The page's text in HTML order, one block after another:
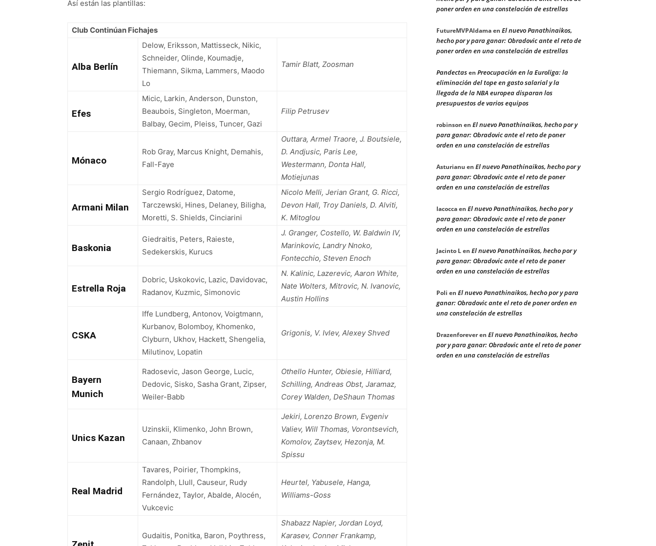
Así están las plantillas:
Club Continúan Fichajes
Alba Berlín
Delow, Eriksson, Mattisseck, Nikic,
Schneider, Olinde, Koumadje,
Thiemann, Sikma, Lammers, Maodo
Lo
Tamir Blatt, Zoosman
Efes
Micic, Larkin, Anderson, Dunston,
Beaubois, Singleton, Moerman,
Balbay, Gecim, Pleiss, Tuncer, Gazi
Filip Petrusev
Mónaco
Rob Gray, Marcus Knight, Demahis,
Fall-Faye
Outtara, Armel Traore, J. Boutsiele,
D. Andjusic, Paris Lee,
Westermann, Donta Hall,
Motiejunas
Armani Milan
Sergio Rodríguez, Datome,
Tarczewski, Hines, Delaney, Biligha,
Moretti, S. Shields, Cinciarini
Nicolo Melli, Jerian Grant, G. Ricci,
Devon Hall, Troy Daniels, D. Alviti,
K. Mitoglou
Baskonia
Giedraitis, Peters, Raieste,
Sedekerskis, Kurucs
J. Granger, Costello, W. Baldwin IV,
Marinkovic, Landry Nnoko,
Fontecchio, Steven Enoch
Estrella Roja
Dobric, Uskokovic, Lazic, Davidovac,
Radanov, Kuzmic, Simonovic
N. Kalinic, Lazerevic, Aaron White,
Nate Wolters, Mitrovic, N. Ivanovic,
Austin Hollins
CSKA
Iffe Lundberg, Antonov, Voigtmann,
Kurbanov, Bolomboy, Khomenko,
Clyburn, Ukhov, Hackett, Shengelia,
Milutinov, Lopatin
Grigonis, V. Ivlev, Alexey Shved
Bayern
Munich
Radosevic, Jason George, Lucic,
Dedovic, Sisko, Sasha Grant, Zipser,
Weiler-Babb
Othello Hunter, Obiesie, Hilliard,
Schilling, Andreas Obst, Jaramaz,
Corey Walden, DeShaun Thomas
Unics Kazan
Uzinskii, Klimenko, John Brown,
Canaan, Zhbanov
Jekiri, Lorenzo Brown, Evgeniv
Valiev, Will Thomas, Vorontsevich,
Komolov, Zaytsev, Hezonja, M.
Spissu
Real Madrid
Tavares, Poirier, Thompkins,
Randolph, Llull, Causeur, Rudy
Fernández, Taylor, Abalde, Alocén,
Vukcevic
Heurtel, Yabusele, Hanga,
Williams-Goss
Gudaitis, Ponitka, Baron, Poythress,
Shabazz Napier, Jordan Loyd,
Karasev, Conner Frankamp,
poner orden en una constelación de estrellas
FutureMVPAldamaen El nuevo Panathinaikos,
hecho por y para ganar: Obradovic ante el reto de
poner orden en una constelación de estrellas
Pandectasen Preocupación en la Euroliga: la
eliminación del tope en gasto salarial y la
llegada de la NBA europea disparan los
presupuestos de varios equipos
robinson en El nuevo Panathinaikos, hecho por y
para ganar: Obradovic ante el reto de poner
orden en una constelación de estrellas
Asturianu en El nuevo Panathinaikos, hecho por y
para ganar: Obradovic ante el reto de poner
orden en una constelación de estrellas
Iacoccaen El nuevo Panathinaikos, hecho por y
para ganar: Obradovic ante el reto de poner
orden en una constelación de estrellas
Jacinto Len El nuevo Panathinaikos, hecho por y
para ganar: Obradovic ante el reto de poner
orden en una constelación de estrellas
Poli en El nuevo Panathinaikos, hecho por y para
ganar: Obradovic ante el reto de poner orden en
una constelación de estrellas
Drazenforeveren El nuevo Panathinaikos, hecho
por y para ganar: Obradovic ante el reto de poner
orden en una constelación de estrellas